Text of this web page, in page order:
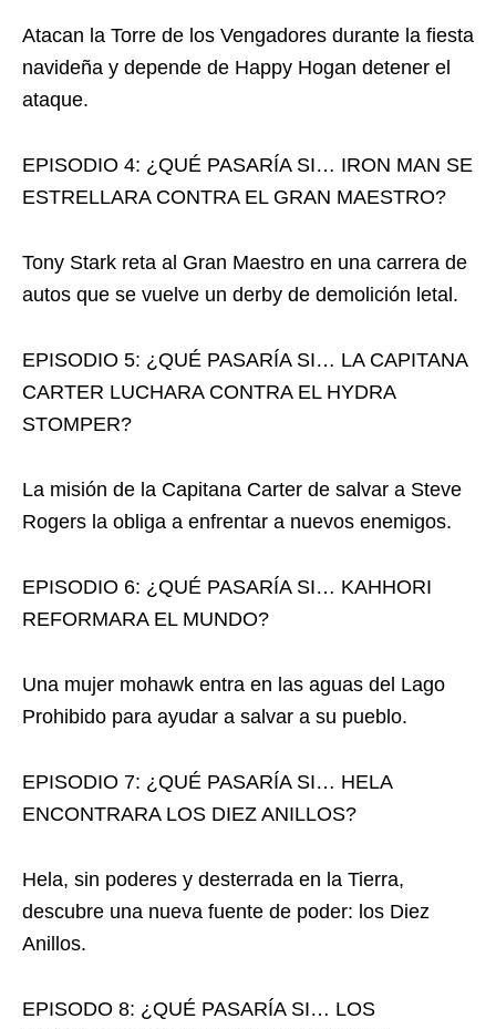
Atacan la Torre de los Vengadores durante la fiesta
navideña y depende de Happy Hogan detener el
ataque.
EPISODIO 4: ¿QUÉ PASARÍA SI… IRON MAN SE
ESTRELLARA CONTRA EL GRAN MAESTRO?
Tony Stark reta al Gran Maestro en una carrera de
autos que se vuelve un derby de demolición letal.
EPISODIO 5: ¿QUÉ PASARÍA SI… LA CAPITANA
CARTER LUCHARA CONTRA EL HYDRA
STOMPER?
La misión de la Capitana Carter de salvar a Steve
Rogers la obliga a enfrentar a nuevos enemigos.
EPISODIO 6: ¿QUÉ PASARÍA SI… KAHHORI
REFORMARA EL MUNDO?
Una mujer mohawk entra en las aguas del Lago
Prohibido para ayudar a salvar a su pueblo.
EPISODIO 7: ¿QUÉ PASARÍA SI… HELA
ENCONTRARA LOS DIEZ ANILLOS?
Hela, sin poderes y desterrada en la Tierra,
descubre una nueva fuente de poder: los Diez
Anillos.
EPISODO 8: ¿QUÉ PASARÍA SI… LOS